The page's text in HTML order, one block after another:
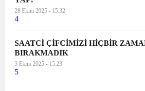
28 Ekim 2025 - 15:32
4
SAATCİ ÇİFCİMİZİ HİÇBİR
BIRAKMADIK
3 Ekim 2025 - 15:23
5